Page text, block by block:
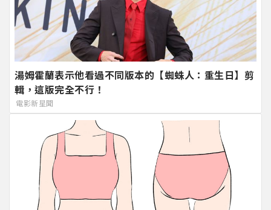
湯姆霍蘭表示他看過不同版本的【蜘蛛人：重生日】剪
輯，這版完全不行！
電影新星聞